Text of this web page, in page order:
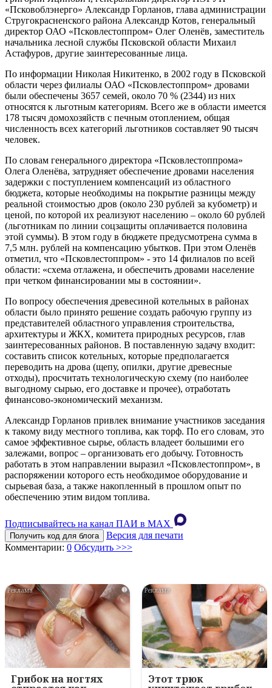
«Псковоблэнерго» Александр Горланов, глава администрации
Стругокрасненского района Александр Котов, генеральный
директор ОАО «Псковлестоппром» Олег Оленёв, заместитель
начальника лесной службы Псковской области Михаил
Астафуров, другие заинтересованные лица.
По информации Николая Никитенко, в 2002 году в Псковской
области через филиалы ОАО «Псковлестоппром» дровами
были обеспечены 3657 семей, около 70 % (2344) из них
относятся к льготным категориям. Всего же в области имеется
178 тысяч домохозяйств с печным отоплением, общая
численность всех категорий льготников составляет 90 тысяч
человек.
По словам генерального директора «Псковлестоппрома»
Олега Оленёва, затрудняет обеспечение дровами населения
задержки с поступлением компенсаций из областного
бюджета, которые необходимы на покрытие разницы между
реальной стоимостью дров (около 230 рублей за кубометр) и
ценой, по которой их реализуют населению – около 60 рублей
(льготникам по линии соцзащиты оплачивается половина
этой суммы). В этом году в бюджете предусмотрена сумма в
7,5 млн. рублей на компенсацию убытков. При этом Оленёв
отметил, что «Псковлестоппром» - это 14 филиалов по всей
области: «схема отлажена, и обеспечить дровами население
при четком финансировании мы в состоянии».
По вопросу обеспечения древесиной котельных в районах
области было принято решение создать рабочую группу из
представителей областного управления строительства,
архитектуры и ЖКХ, комитета природных ресурсов, глав
заинтересованных районов. В поставленную задачу входит:
составить список котельных, которые предполагается
переводить на дрова (щепу, опилки, другие древесные
отходы), просчитать технологическую схему (по наиболее
выгодному сырью, его доставке и прочее), отработать
финансово-экономический механизм.
Александр Горланов привлек внимание участников заседания
к такому виду местного топлива, как торф. По его словам, это
самое эффективное сырье, область владеет большими его
залежами, вопрос – организовать его добычу. Готовность
работать в этом направлении выразил «Псковлестоппром», в
распоряжении которого есть необходимое оборудование и
сырьевая база, а также накопленный в прошлом опыт по
обеспечению этим видом топлива.
Подписывайтесь на канал ПАИ в MAХ
Получить код для блога
Версия для печати
Комментарии: 0 Обсудить >>>
i
Грибок на ногтях
i
Этот трюк